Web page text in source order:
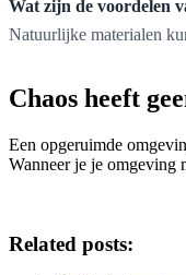
Wat zijn de voordelen
Natuurlijke materialen
Chaos heeft
Een opgeruimde
Wanneer je je omgeving
Related posts: